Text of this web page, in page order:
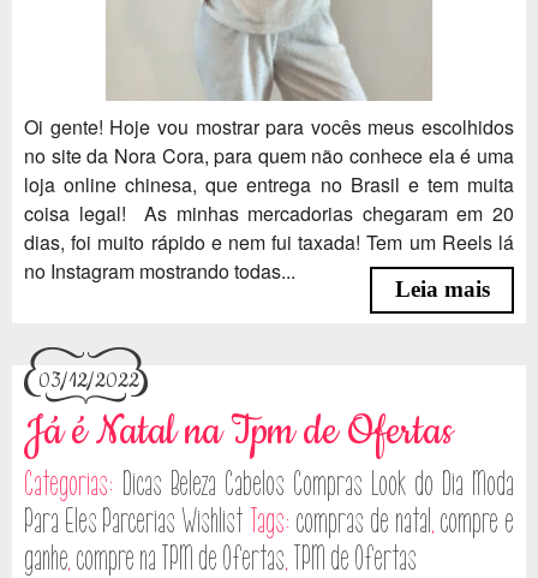
Oi gente! Hoje vou mostrar para vocês meus escolhidos
no site da Nora Cora, para quem não conhece ela é uma
loja online chinesa, que entrega no Brasil e tem muita
coisa legal! As minhas mercadorias chegaram em 20
dias, foi muito rápido e nem fui taxada! Tem um Reels lá
no Instagram mostrando todas...
Leia mais
03/12/2022
Já é Natal na Tpm de Ofertas
Categorias: Dicas Beleza Cabelos Compras Look do Dia Moda
Para Eles Parcerias Wishlist Tags: compras de natal, compre e
ganhe, compre na TPM de Ofertas, TPM de Ofertas